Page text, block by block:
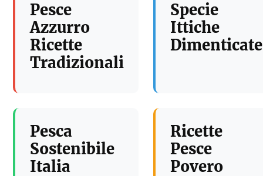
Pesce
Azzurro
Ricette
Tradizionali
Specie
Ittiche
Dimenticate
Pesca
Sostenibile
Italia
Ricette
Pesce
Povero